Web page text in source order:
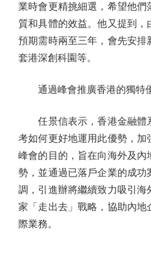
業時會更精挑細選，希望他
質和具體的效益。他又提到，
預期需時兩至三年，會先安
套港深創科園等。
通過峰會推廣香港的獨特
任景信表示，香港金融體
考如何更好地運用此優勢，
峰會的目的，旨在向海外及
勢，並通過已落戶企業的成功
調，引進辦將繼續致力吸引海
家「走出去」戰略，協助內地
際業務。